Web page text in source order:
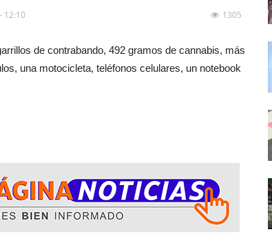
fullscreen
12:10 1305
de contrabando, 492 gramos de cannabis, más
una motocicleta, teléfonos celulares, un notebook